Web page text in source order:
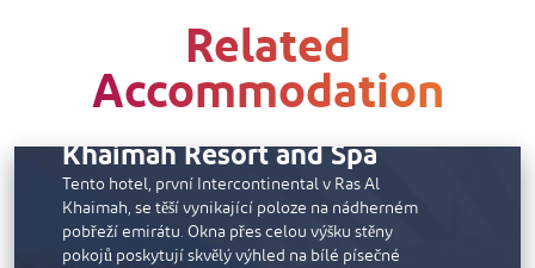
Related
Accommodation
InterContinental Ras Al
Khaimah Resort and Spa
Tento hotel, první Intercontinental v Ras Al
Khaimah, se těší vynikající poloze na nádherném
pobřeží emirátu. Okna přes celou výšku stěny
pokojů poskytují skvělý výhled na bílé písečné